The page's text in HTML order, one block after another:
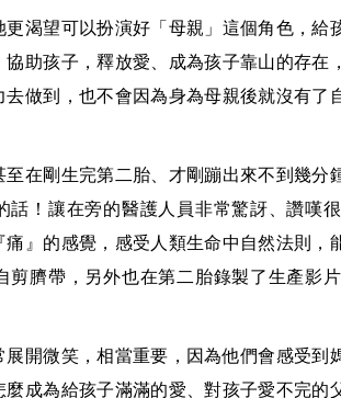
渴望可以扮演好「母親」這個角色，給
協助孩子，釋放愛、成為孩子靠山的存在
做到，也不會因為身為母親後就沒有了
在剛生完第二胎、才剛蹦出來不到幾分
話！讓在旁的醫護人員非常驚訝、讚嘆
痛』的感覺，感受人類生命中自然法則，
剪臍帶，另外也在第二胎錄製了生產影
展開微笑，相當重要，因為他們會感受到
成為給孩子滿滿的愛、對孩子愛不完的